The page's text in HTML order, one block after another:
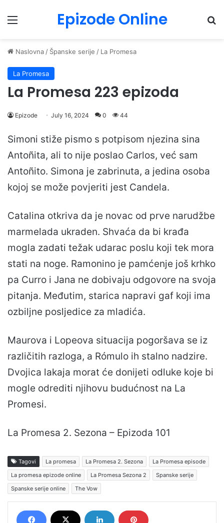
Menu Epizode Online
Naslovna / Španske serije / La Promesa
La Promesa
La Promesa 223 epizoda
Epizode July 16, 2024 0 44
Simoni stiže pismo s potpisom njezina sina
Antoñita, ali to nije poslao Carlos, već sam
Antoñito. Simona je zabrinuta, a jedina osoba
kojoj se može povjeriti jest Candela.
Catalina otkriva da je novac od prve narudžbe
marmelada ukraden. Shvaća da bi krađa
mogla zadati težak udarac poslu koji tek mora
stati na noge. Ramonino je pamćenje još krhko
pa Curro i Jana ne dobivaju odgovore na svoja
pitanja. Međutim, starica napravi gaf koji ima
ozbiljne posljedice za mladića.
Maurova i Lopeova situacija pogoršava se iz
različitih razloga, a Rómulo ih stalno nadzire.
Dvojica lakaja morat će donijeti odluke koje bi
mogle odrediti njihovu budućnost na La
Promesi.
La Promesa 2. Sezona – Epizoda 101
Tagovi La promesa La Promesa 2. Sezona
La Promesa episode
La promesa epizode online
La Promesa Sezona 2
Spanske serije
Spanske serije online
The Vow